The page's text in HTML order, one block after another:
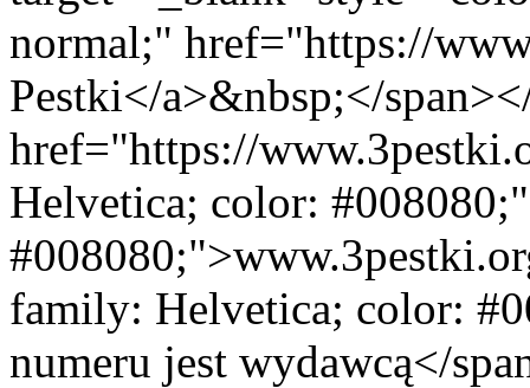
normal;" href="https://
Pestki</a>&nbsp;</
href="https://
Helvetica; color:
family: Helvetica; color:
numeru jest wydawcą</